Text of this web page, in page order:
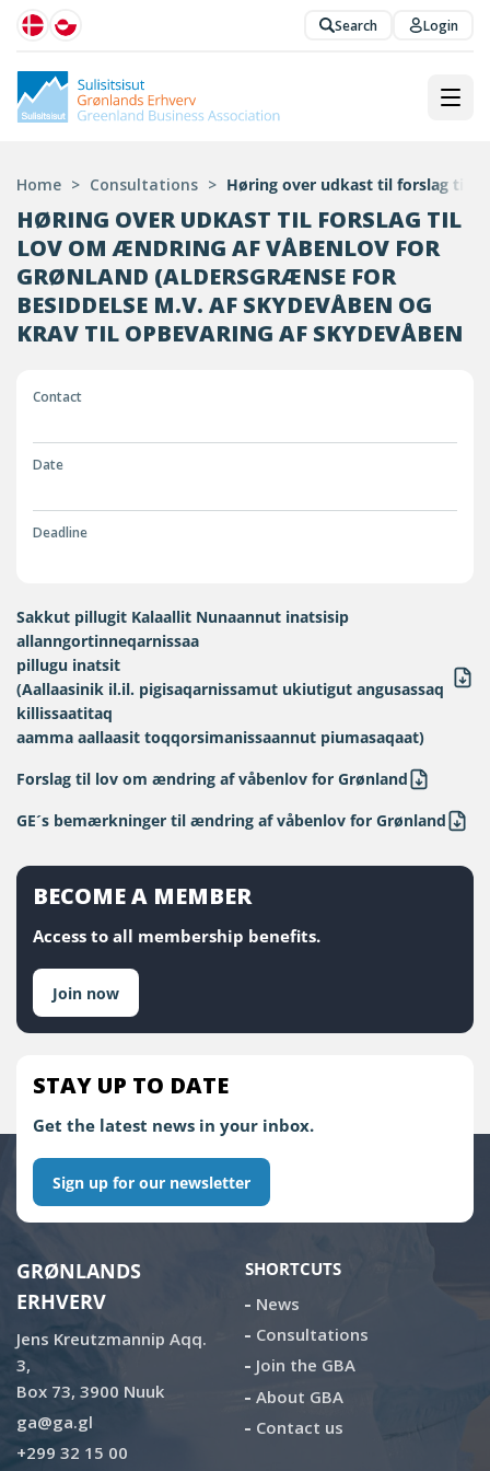
Search Login
Home > Consultations > Høring over udkast til forslag til
HØRING OVER UDKAST TIL FORSLAG TIL
LOV OM ÆNDRING AF VÅBENLOV FOR
GRØNLAND (ALDERSGRÆNSE FOR
BESIDDELSE M.V. AF SKYDEVÅBEN OG
KRAV TIL OPBEVARING AF SKYDEVÅBEN
Contact
Date
Deadline
Sakkut pillugit Kalaallit Nunaannut inatsisip
allanngortinneqarnissaa
pillugu inatsit
(Aallaasinik il.il. pigisaqarnissamut ukiutigut angusassaq
killissaatitaq
aamma aallaasit toqqorsimanissaannut piumasaqaat)
Forslag til lov om ændring af våbenlov for Grønland
GE´s bemærkninger til ændring af våbenlov for Grønland
BECOME A MEMBER
Access to all membership benefits.
Join now
STAY UP TO DATE
Get the latest news in your inbox.
Sign up for our newsletter
GRØNLANDS
ERHVERV
Jens Kreutzmannip Aqq.
3,
Box 73, 3900 Nuuk
ga@ga.gl
+299 32 15 00
SHORTCUTS
News
Consultations
Join the GBA
About GBA
Contact us